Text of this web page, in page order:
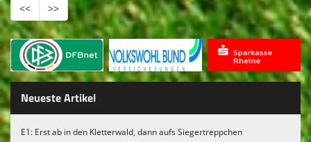
<< >>
Neueste Artikel
E1: Erst ab in den Kletterwald, dann aufs Siegertreppchen